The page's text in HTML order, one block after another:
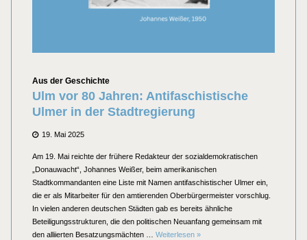
Kategorien
Aus der Geschichte
Ulm vor 80 Jahren: Antifaschistische
Ulmer in der Stadtregierung
Posted
19. Mai 2025
Am 19. Mai reichte der frühere Redakteur der sozialdemokratischen
„Donauwacht“, Johannes Weißer, beim amerikanischen
Stadtkommandanten eine Liste mit Namen antifaschistischer Ulmer ein,
die er als Mitarbeiter für den amtierenden Oberbürgermeister vorschlug.
In vielen anderen deutschen Städten gab es bereits ähnliche
Beteiligungsstrukturen, die den politischen Neuanfang gemeinsam mit
den alliierten Besatzungsmächten … Weiterlesen Ulm vor 80 Jahren:
»